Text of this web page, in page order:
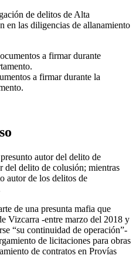
de delitos de Alta
las diligencias de allanamiento
a firmar durante la
autor del delito de
del delito de colusión; mientras
autor de los delitos de
de una presunta mafia que
Vizcarra -entre marzo del 2018 y
“su continuidad de operación”-
de licitaciones para obras
de contratos en Provías